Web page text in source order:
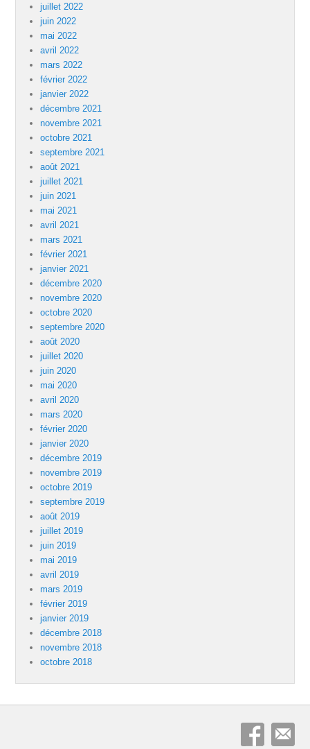
juillet 2022
juin 2022
mai 2022
avril 2022
mars 2022
février 2022
janvier 2022
décembre 2021
novembre 2021
octobre 2021
septembre 2021
août 2021
juillet 2021
juin 2021
mai 2021
avril 2021
mars 2021
février 2021
janvier 2021
décembre 2020
novembre 2020
octobre 2020
septembre 2020
août 2020
juillet 2020
juin 2020
mai 2020
avril 2020
mars 2020
février 2020
janvier 2020
décembre 2019
novembre 2019
octobre 2019
septembre 2019
août 2019
juillet 2019
juin 2019
mai 2019
avril 2019
mars 2019
février 2019
janvier 2019
décembre 2018
novembre 2018
octobre 2018